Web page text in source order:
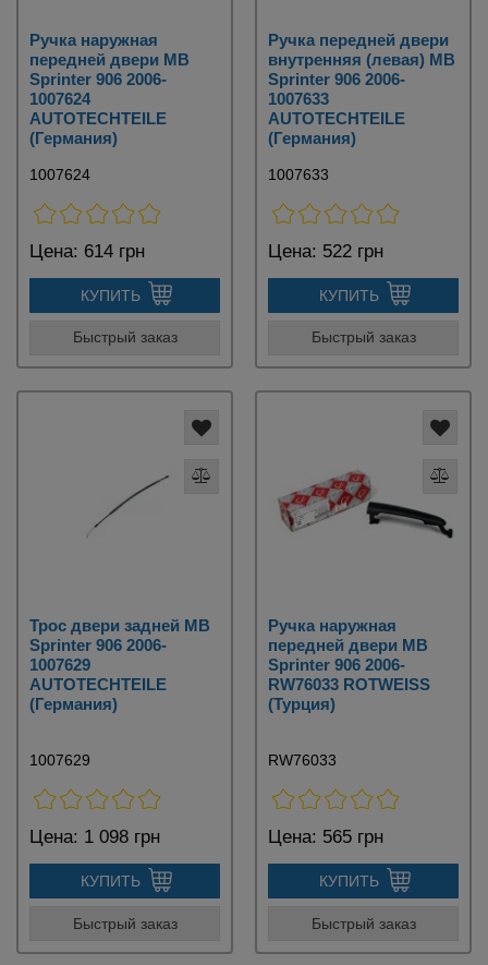
Ручка наружная
передней двери MB
Sprinter 906 2006-
1007624
AUTOTECHTEILE
(Германия)
1007624
Цена: 614 грн
КУПИТЬ
Быстрый заказ
Ручка передней двери
внутренняя (левая) MB
Sprinter 906 2006-
1007633
AUTOTECHTEILE
(Германия)
1007633
Цена: 522 грн
КУПИТЬ
Быстрый заказ
Трос двери задней MB
Sprinter 906 2006-
1007629
AUTOTECHTEILE
(Германия)
1007629
Цена: 1 098 грн
КУПИТЬ
Быстрый заказ
Ручка наружная
передней двери MB
Sprinter 906 2006-
RW76033 ROTWEISS
(Турция)
RW76033
Цена: 565 грн
КУПИТЬ
Быстрый заказ